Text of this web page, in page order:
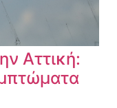
Αττική: